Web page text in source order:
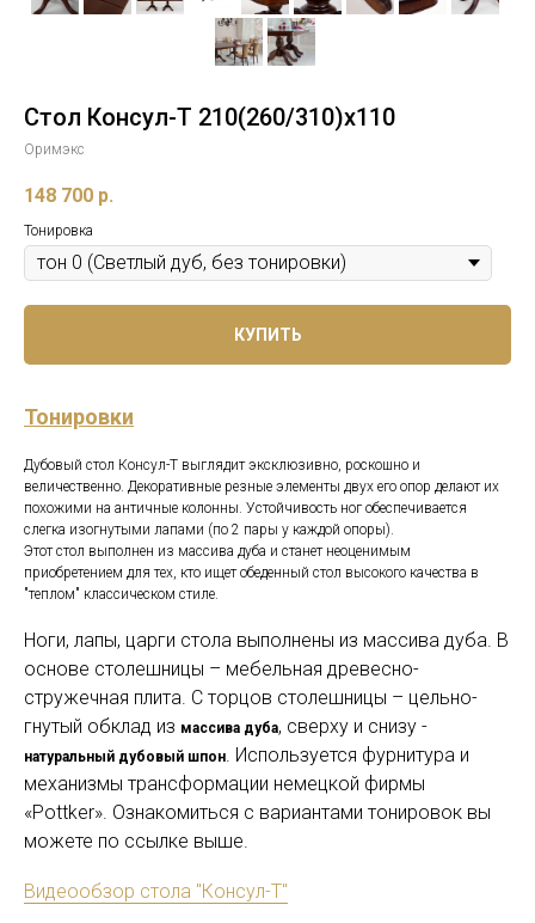
Стол Консул-Т 210(260/310)х110
Оримэкс
148 700 р.
Тонировка
КУПИТЬ
Тонировки
Дубовый стол Консул-Т выглядит эксклюзивно, роскошно и
величественно. Декоративные резные элементы двух его опор делают их
похожими на античные колонны. Устойчивость ног обеспечивается
слегка изогнутыми лапами (по 2 пары у каждой опоры).
Этот стол выполнен из массива дуба и станет неоценимым
приобретением для тех, кто ищет обеденный стол высокого качества в
"теплом" классическом стиле.
Ноги, лапы, царги стола выполнены из массива дуба. В
основе столешницы – мебельная древесно-
стружечная плита. С торцов столешницы – цельно-
гнутый обклад из массива дуба, сверху и снизу -
натуральный дубовый шпон. Используется фурнитура и
механизмы трансформации немецкой фирмы
«Pottker». Ознакомиться с вариантами тонировок вы
можете по ссылке выше.
Видеообзор стола "Консул-Т"